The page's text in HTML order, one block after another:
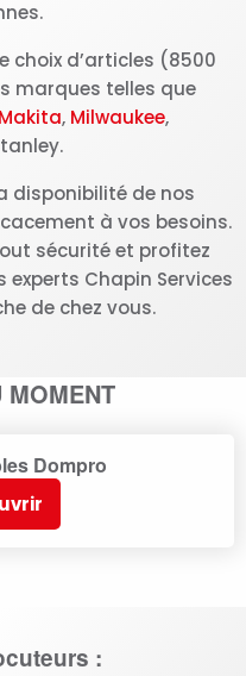
choix d’articles (8500
marques telles que
Makita, Milwaukee,
disponibilité de nos
à vos besoins.
sécurité et profitez
Chapin Services
de chez vous.
MOMENT
Dompro
: